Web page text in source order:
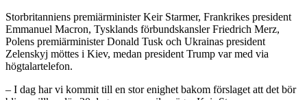
Storbritanniens premiärminister Keir Starmer, Frankrikes president
Emmanuel Macron, Tysklands förbundskansler Friedrich Merz,
Polens premiärminister Donald Tusk och Ukrainas president
Zelenskyj möttes i Kiev, medan president Trump var med via
högtalartelefon.
– I dag har vi kommit till en stor enighet bakom förslaget att det bör